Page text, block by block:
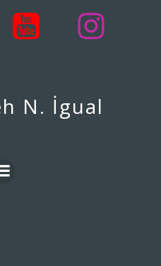
geç
N. İgual